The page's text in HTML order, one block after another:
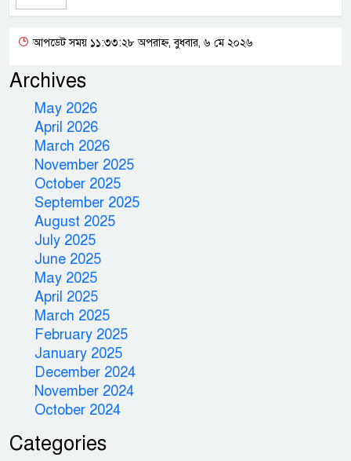
আপডেট সময় ১১:৩৩:২৮ অপরাহ্ন, বুধবার, ৬ মে ২০২৬
Archives
May 2026
April 2026
March 2026
November 2025
October 2025
September 2025
August 2025
July 2025
June 2025
May 2025
April 2025
March 2025
February 2025
January 2025
December 2024
November 2024
October 2024
Categories